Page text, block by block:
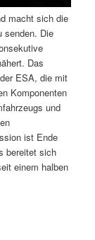
macht sich die
senden. Die
Das
ESA, die mit
Komponenten
und
ist Ende
bereitet sich
einem halben